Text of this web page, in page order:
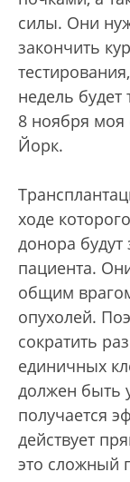
силы. Они
закончить
недель будет
8 ноября моя
Йорк.
ходе
донора
пациента.
общим
опухолей.
сократить
единичных
должен быть
получается
действует
это сложный